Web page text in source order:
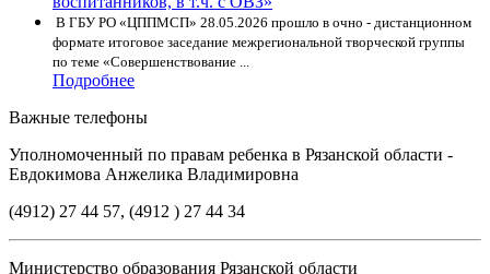
В ГБУ РО «ЦППМСП» 28.05.2026 прошло в очно - дистанционном
формате итоговое заседание межрегиональной творческой группы
по теме «Совершенствование ...
Подробнее
Важные телефоны
Уполномоченный по правам ребенка в Рязанской области -
Евдокимова Анжелика Владимировна
(4912) 27 44 57, (4912 ) 27 44 34
Министерство образования Рязанской области